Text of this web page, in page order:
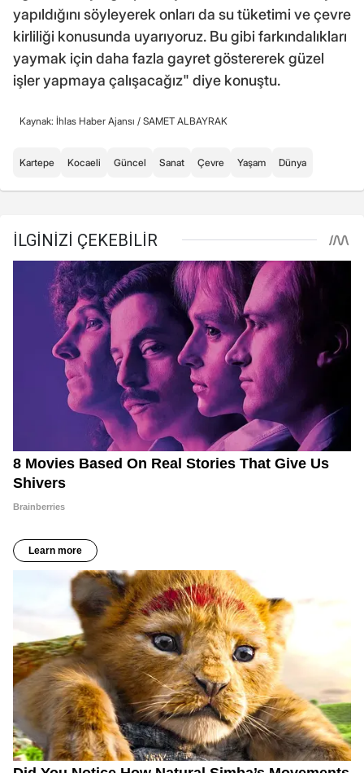
yapıldığını söyleyerek onları da su tüketimi ve çevre
kirliliği konusunda uyarıyoruz. Bu gibi farkındalıkları
yaymak için daha fazla gayret göstererek güzel
işler yapmaya çalışacağız" diye konuştu.
Kaynak: İhlas Haber Ajansı / SAMET ALBAYRAK
Kartepe Kocaeli Güncel Sanat Çevre Yaşam Dünya